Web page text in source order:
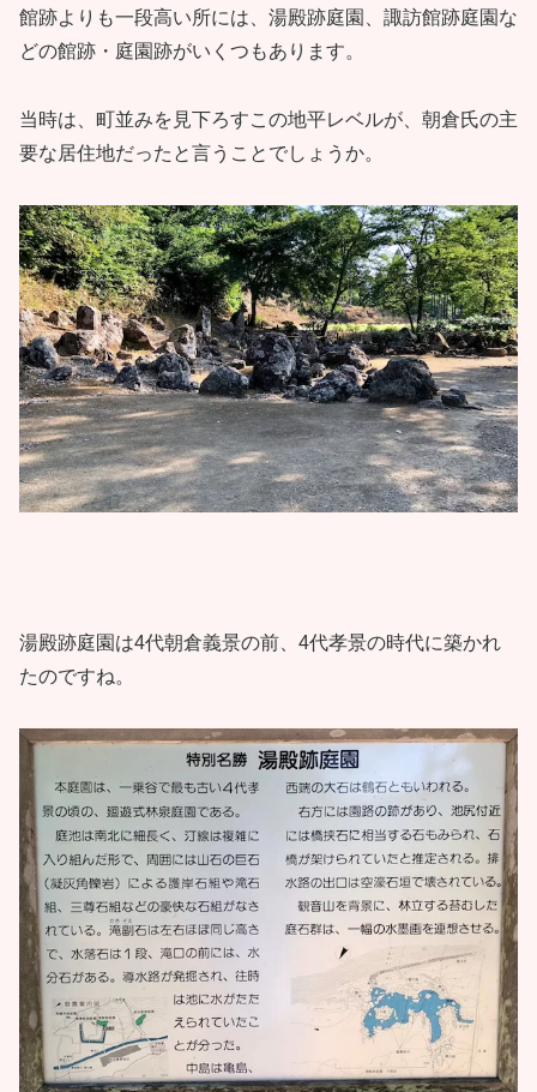
館跡よりも一段高い所には、湯殿跡庭園、諏訪館跡庭園な
どの館跡・庭園跡がいくつもあります。
当時は、町並みを見下ろすこの地平レベルが、朝倉氏の主
要な居住地だったと言うことでしょうか。
湯殿跡庭園は4代朝倉義景の前、4代孝景の時代に築かれ
たのですね。